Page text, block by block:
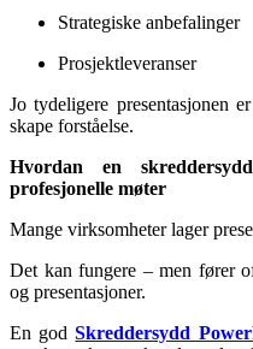
Strategiske anbefalinger
Prosjektleveranser
Jo tydeligere presentasjonen
skape forståelse.
Hvordan en
profesjonelle møter
Mange virksomheter lager
Det kan fungere – men fører
og presentasjoner.
En godSkreddersydd